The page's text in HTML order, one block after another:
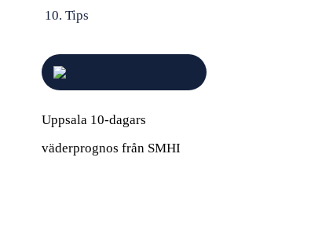
Tips
Uppsala 10-dagars
väderprognos från SMHI